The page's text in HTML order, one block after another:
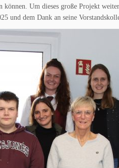
Um dieses große Projekt
und dem Dank an seine